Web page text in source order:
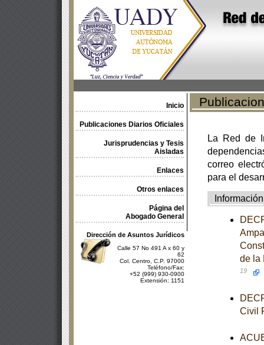
Inicio
Publicaciones Diarios Oficiales
Jurisprudencias y Tesis
Aisladas
Enlaces
Otros enlaces
Página del
Abogado General
Dirección de Asuntos Jurídicos
Calle 57 No 491 A x 60 y
62
Col. Centro, C.P. 97000
Teléfono/Fax:
+52 (999) 930-0900
Extensión: 1151
La Red de
correo
para el
Información
de la
19
Civil